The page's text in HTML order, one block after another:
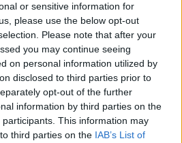
or sensitive information for
please use the below opt-out
Please note that after your
you may continue seeing
on personal information utilized by
disclosed to third parties prior to
opt-out of the further
information by third parties on the
participants. This information may
third parties on the IAB’s List of
se encuentra en "situación
en la Liga Adelante
económica y la imposibilidad
con sus acreedores",
habría por lo tanto "perjuicio